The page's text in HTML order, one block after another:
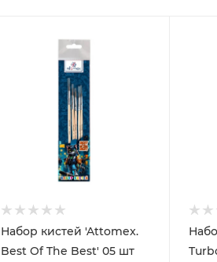
Набор кистей 'Attomex.
Best Of The Best' 05 шт